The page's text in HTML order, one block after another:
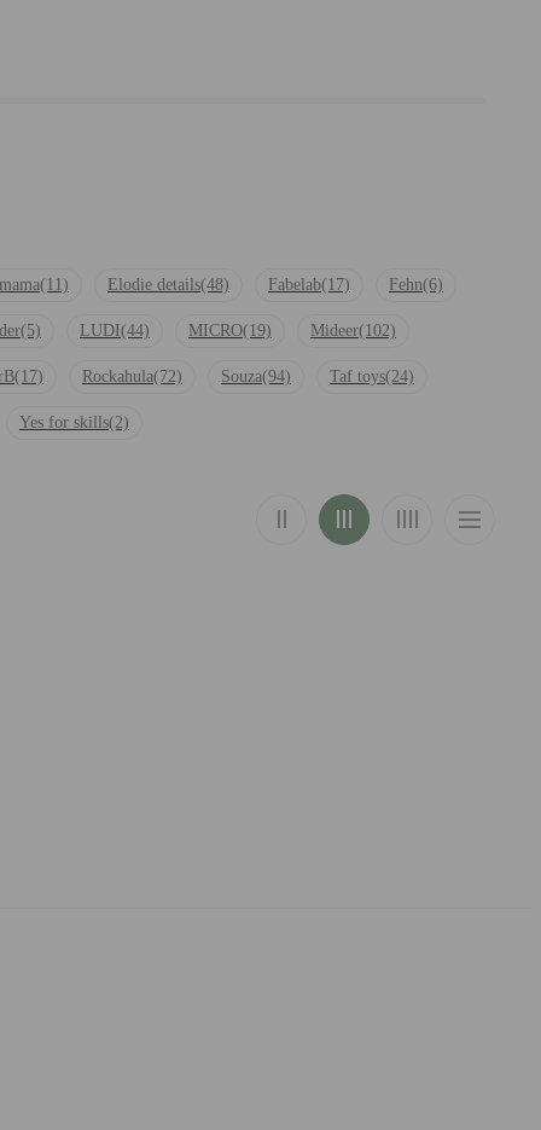
(11) Elodie details(48) Fabelab(17) Fehn(6)
(5) LUDI(44) MICRO(19) Mideer(102)
(17) Rockahula(72) Souza(94) Taf toys(24)
Yes for skills(2)